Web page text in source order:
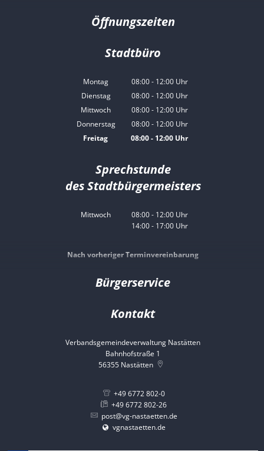
Öffnungszeiten
Stadtbüro
Montag 08:00- 12:00Uhr
Von 08:00 bis 12:00 Uhr
Dienstag 08:00- 12:00Uhr
Von 08:00 bis 12:00 Uhr
Mittwoch 08:00- 12:00Uhr
Von 08:00 bis 12:00 Uhr
Donnerstag 08:00- 12:00Uhr
Von 08:00 bis 12:00 Uhr
Freitag 08:00- 12:00 Uhr
Sprechstunde
des Stadtbürgermeisters
Mittwoch 08:00- 12:00Uhr
Von 08:00 bis 12:00 Uhr
14:00- 17:00Uhr
Nach vorheriger Terminvereinbarung
Bürgerservice
Kontakt
Verbandsgemeindeverwaltung Nastätten
Bahnhofstraße 1
56355 Nastätten
+49 6772 802-0
+49 6772 802-26
post@vg-nastaetten.de
vgnastaetten.de